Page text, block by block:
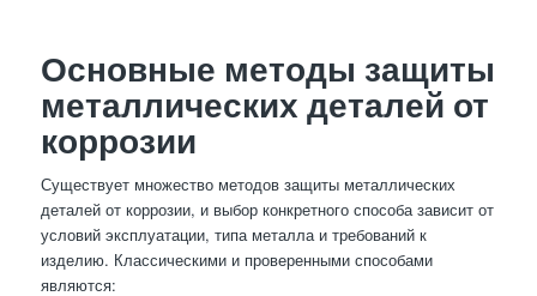
Основные методы защиты
металлических деталей от
коррозии
Существует множество методов защиты металлических
деталей от коррозии, и выбор конкретного способа зависит от
условий эксплуатации, типа металла и требований к
изделию. Классическими и проверенными способами
являются: